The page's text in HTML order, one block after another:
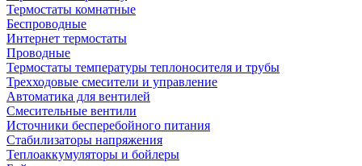
Термостаты комнатные
Беспроводные
Интернет термостаты
Проводные
Термостаты температуры теплоносителя и трубы
Трехходовые смесители и управление
Автоматика для вентилей
Смесительные вентили
Источники бесперебойного питания
Стабилизаторы напряжения
Теплоаккумуляторы и бойлеры